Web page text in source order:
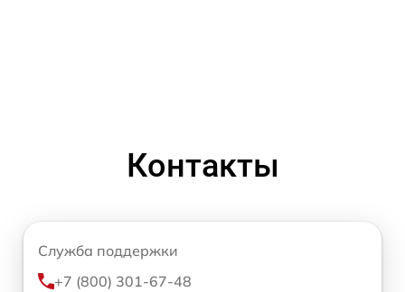
Контакты
Служба поддержки
+7 (800) 301-67-48